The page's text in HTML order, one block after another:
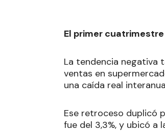
El primer
La tendencia negativa
ventas en
una caída real
Ese retroceso duplicó
fue del 3,3%, y ubicó